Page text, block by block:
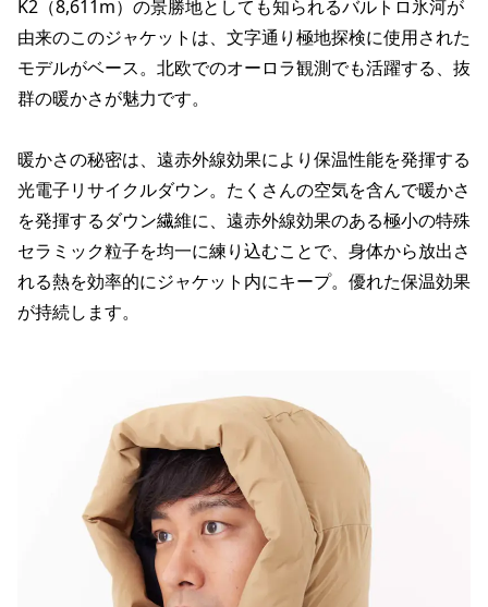
K2（8,611m）の景勝地としても知られるバルトロ氷河が
由来のこのジャケットは、文字通り極地探検に使用された
モデルがベース。北欧でのオーロラ観測でも活躍する、抜
群の暖かさが魅力です。
暖かさの秘密は、遠赤外線効果により保温性能を発揮する
光電子リサイクルダウン。たくさんの空気を含んで暖かさ
を発揮するダウン繊維に、遠赤外線効果のある極小の特殊
セラミック粒子を均一に練り込むことで、身体から放出さ
れる熱を効率的にジャケット内にキープ。優れた保温効果
が持続します。